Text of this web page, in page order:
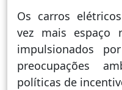
Os carros
vez mais espaço
impulsionados
preocupações
políticas de